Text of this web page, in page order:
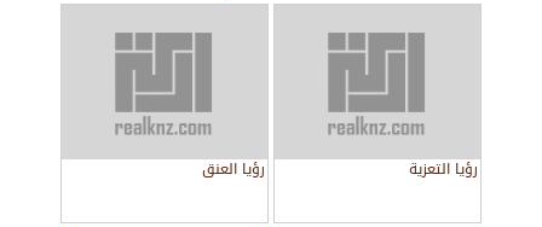
رؤيا التعزية رؤيا العنق